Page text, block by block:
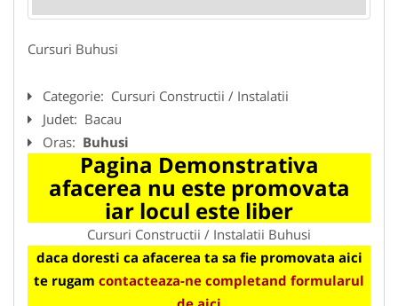
Cursuri Buhusi
Categorie: Cursuri Constructii / Instalatii
Judet: Bacau
Oras: Buhusi
Pagina Demonstrativa
afacerea nu este promovata
iar locul este liber
Cursuri Constructii / Instalatii Buhusi
daca doresti ca afacerea ta sa fie promovata aici
te rugam contacteaza-ne completand formularul